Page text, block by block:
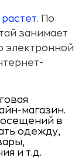
растет. По
занимает
электронной
магазин.
в
одежду,
и т.д.